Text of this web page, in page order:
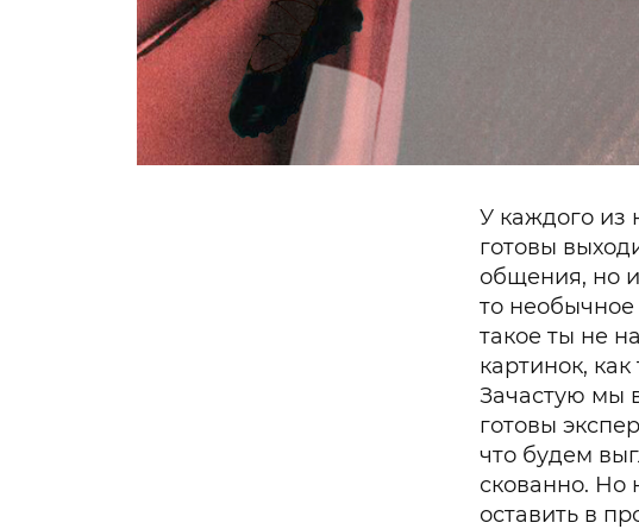
У каждого из
готовы
общения, но
то необычное
такое ты не
картинок,
Зачастую мы
готовы
что будем
скованно. Но
оставить в